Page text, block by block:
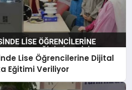
Lise Öğrencilerine Dijital
Eğitimi Veriliyor